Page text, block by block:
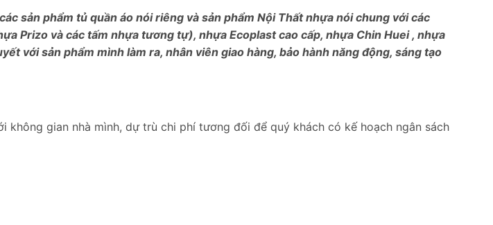
sản phẩm tủ quần áo nói riêng và sản phẩm Nội Thất nhựa nói chung với các
Prizo và các tấm nhựa tương tự), nhựa Ecoplast cao cấp, nhựa Chin Huei , nhựa
với sản phẩm mình làm ra, nhân viên giao hàng, bảo hành năng động, sáng tạo
không gian nhà mình, dự trù chi phí tương đối để quý khách có kế hoạch ngân sách